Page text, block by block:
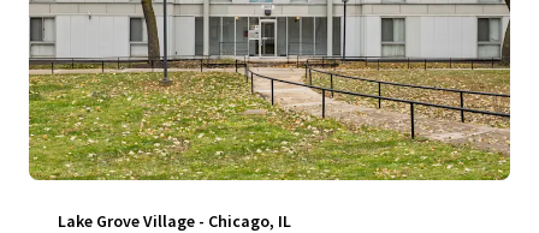
Lake Grove Village - Chicago, IL